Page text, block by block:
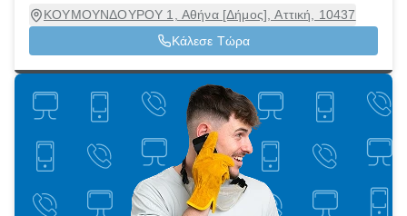
ΚΟΥΜΟΥΝΔΟΥΡΟΥ 1, Αθήνα [Δήμος], Αττική, 10437
Κάλεσε Τώρα